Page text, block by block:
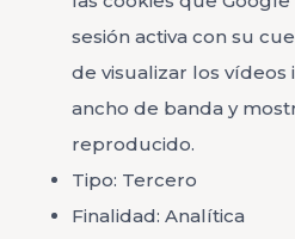
sesión activa con su
de visualizar los
ancho de banda y
reproducido.
Tipo: Tercero
Finalidad: Analítica